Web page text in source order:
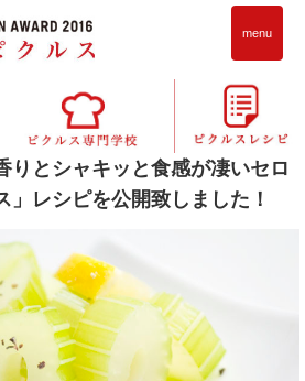
menu
りとシャキッと食感が凄いセロ
」レシピを公開致しました！